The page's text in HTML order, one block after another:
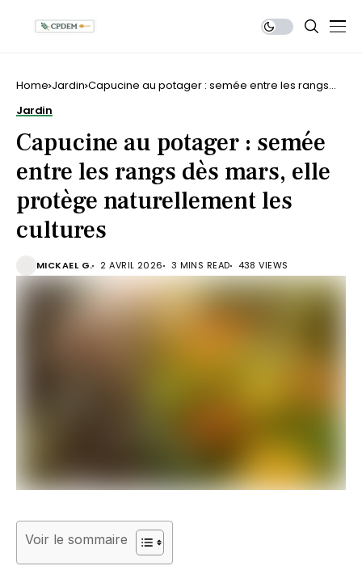
Home Jardin Capucine au potager : semée entre les rangs
Jardin
Capucine au potager : semée
entre les rangs dès mars, elle
protège naturellement les
cultures
MICKAEL G. 2 AVRIL 2026 3 MINS READ 438 VIEWS
Voir le sommaire